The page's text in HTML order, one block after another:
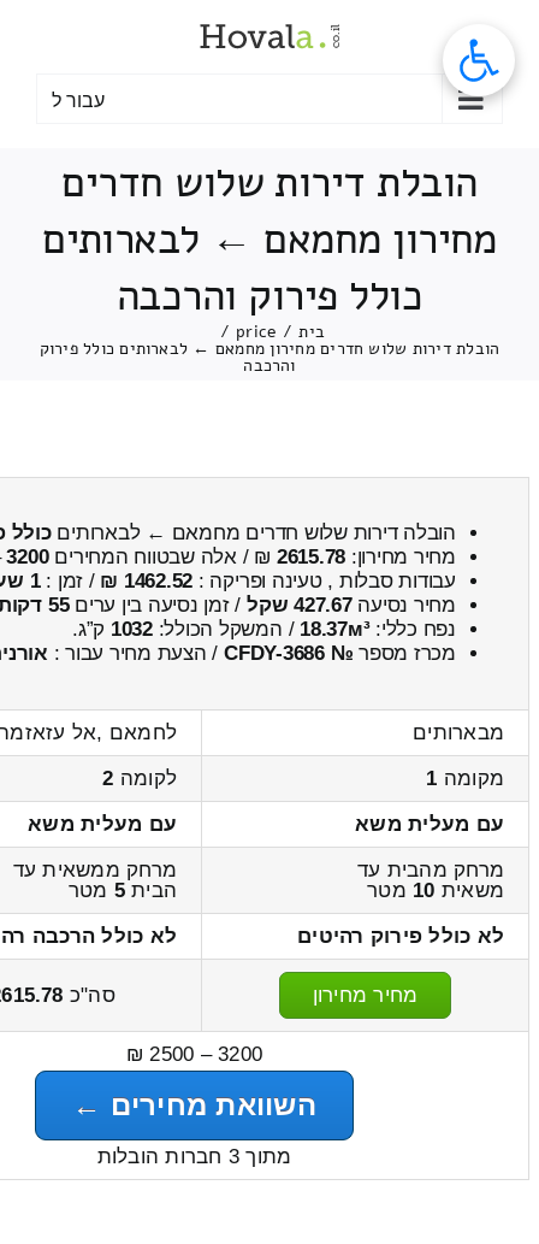
עבור ל
הובלת דירות שלוש חדרים
מחירון מחמאם ← לבארותים
כולל פירוק והרכבה
בית /
price
/
הובלת דירות שלוש חדרים מחירון מחמאם ← לבארותים כולל פירוק
והרכבה
הובלה דירות שלוש חדרים מחמאם ← לבארותיםכולל
מחיר מחירון: 2615.78 ₪ / אלה שבטווח המחירים3200
עבודות סבלות , טעינה ופריקה : 1462.52 ₪ / זמן :1 שעות 13 דקות
מחיר נסיעה427.67 שקל / זמן נסיעה בין ערים55 דקות
נפח כללי:18.37м³ / המשקל הכולל:1032 ק”ג.
מכרז מספר № CFDY-3686 / הצעת מחיר עבור :
מבארותים
לחמאם ,אל
מקומה 1 לקומה 2
עם מעלית משא
עם מעלית משא
מרחק מהבית עד
משאית 10 מטר
מרחק ממשאית עד
הבית5 מטר
לא כולל פירוק רהיטים
לא כולל הרכבה
מחיר מחירון סה"כ
3200 – 2500 ₪
השוואת מחירים ←
מתוך 3 חברות הובלות